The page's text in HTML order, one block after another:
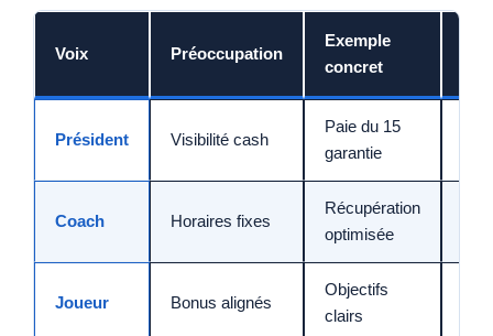
Voix Préoccupation
Exemple
concret
Président Visibilité cash
Paie du 15
garantie
Coach Horaires fixes
Récupération
optimisée
Joueur Bonus alignés
Objectifs
clairs